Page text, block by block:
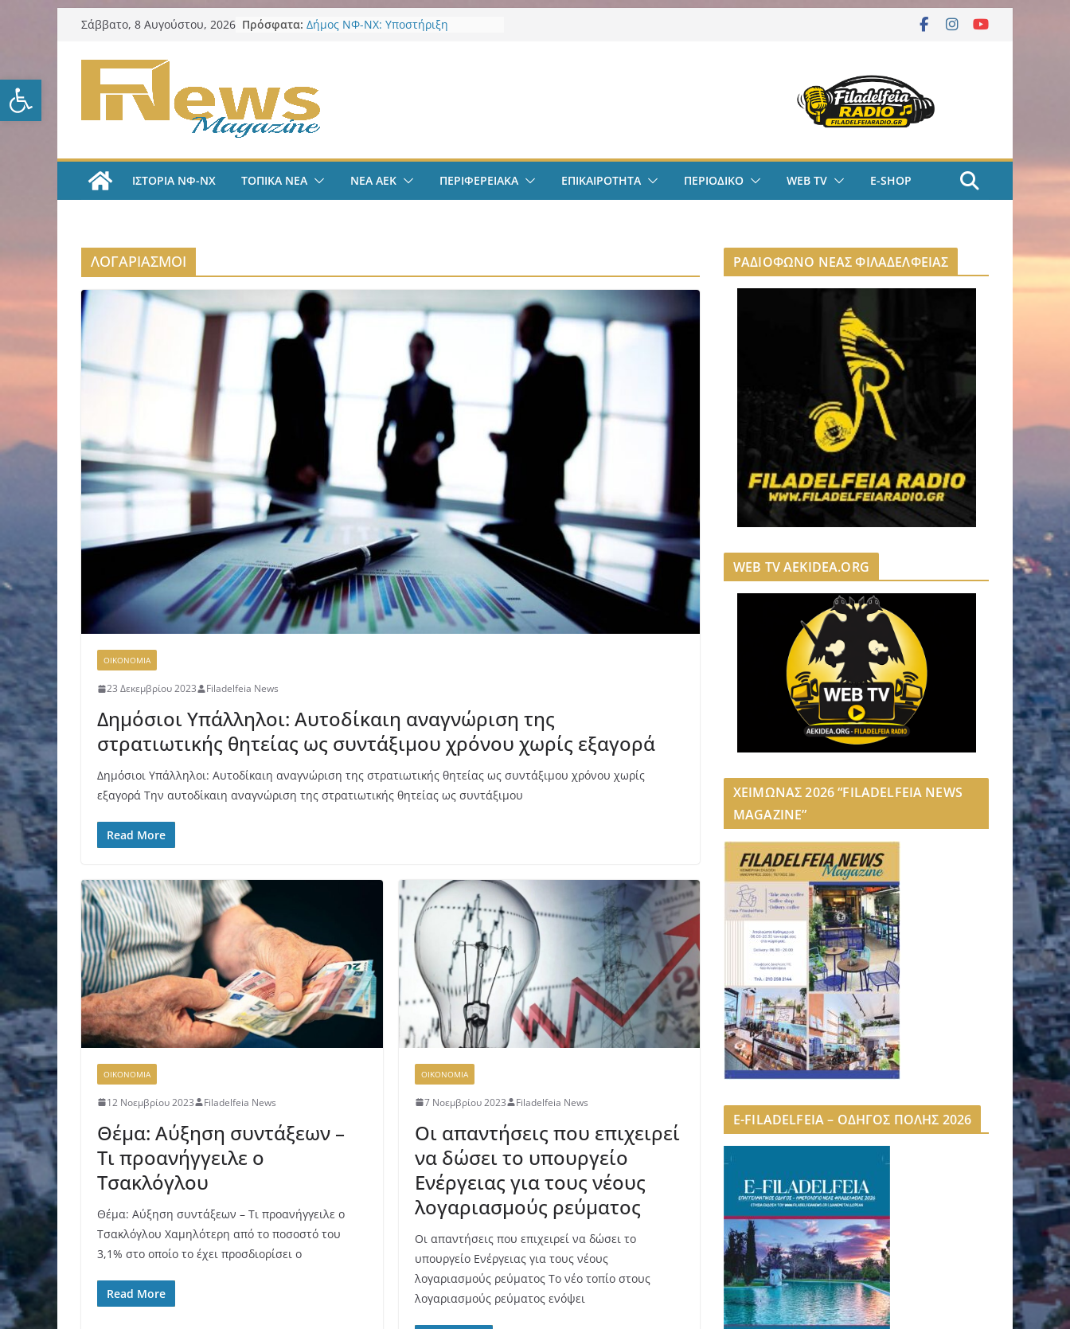
Ανοίξτε τη γραμμή εργαλείων
Μετάβαση
περιεχόμενο
Σάββατο, 8 Αυγούστου, 2026 Πρόσφατα: Δήμος ΝΦ-ΝΧ: Υποστήριξη
#35 | “Όλες οι εξελίξεις στην ΑΕΚ”
μέσα από το filadelfeiaradio & web
tv
League» – Η ξεχωριστή υποδοχή
του Μάριου Ηλιόπουλου
ΙΣΤΟΡΙΑ ΝΦ-ΝΧ ΤΟΠΙΚΑ ΝΕΑ ΝΕΑ ΑΕΚ ΠΕΡΙΦΕΡΕΙΑΚΑ ΕΠΙΚΑΙΡΟΤΗΤΑ ΠΕΡΙΟΔΙΚΟ WEB TV E-SHOP
ΛΟΓΑΡΙΑΣΜΟΙ
ΟΙΚΟΝΟΜΙΑ
23 Δεκεμβρίου 2023 Filadelfeia News
Δημόσιοι Υπάλληλοι: Αυτοδίκαιη αναγνώριση της
στρατιωτικής θητείας ως συντάξιμου χρόνου χωρίς εξαγορά
Δημόσιοι Υπάλληλοι: Αυτοδίκαιη αναγνώριση της στρατιωτικής θητείας ως συντάξιμου χρόνου χωρίς
εξαγορά Την αυτοδίκαιη αναγνώριση της στρατιωτικής θητείας ως συντάξιμου
Read More
ΟΙΚΟΝΟΜΙΑ
12 Νοεμβρίου 2023 Filadelfeia News
Θέμα: Αύξηση συντάξεων –
Τι προανήγγειλε ο
Τσακλόγλου
Θέμα: Αύξηση συντάξεων – Τι προανήγγειλε ο
Τσακλόγλου Χαμηλότερη από το ποσοστό του
3,1% στο οποίο το έχει προσδιορίσει ο
Read More
ΟΙΚΟΝΟΜΙΑ
7 Νοεμβρίου 2023 Filadelfeia News
Οι απαντήσεις που επιχειρεί
να δώσει το υπουργείο
Ενέργειας για τους νέους
λογαριασμούς ρεύματος
Οι απαντήσεις που επιχειρεί να δώσει το
υπουργείο Ενέργειας για τους νέους
λογαριασμούς ρεύματος Το νέο τοπίο στους
λογαριασμούς ρεύματος ενόψει
ΡΑΔΙΟΦΩΝΟ ΝΕΑΣ ΦΙΛΑΔΕΛΦΕΙΑΣ
WEB TV AEKIDEA.ORG
ΧΕΙΜΩΝΑΣ 2026 “FILADELFEIA NEWS
MAGAZINE”
E-FILADELFEIA – ΟΔΗΓΟΣ ΠΟΛΗΣ 2026